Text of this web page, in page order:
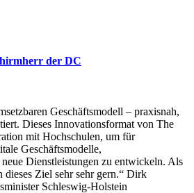
der DC
Geschäftsmodell – praxisnah,
Dieses Innovationsformat von The
mit Hochschulen, um für
Geschäftsmodelle,
Dienstleistungen zu entwickeln. Als
dieses Ziel sehr sehr gern.“ Dirk
Schleswig-Holstein